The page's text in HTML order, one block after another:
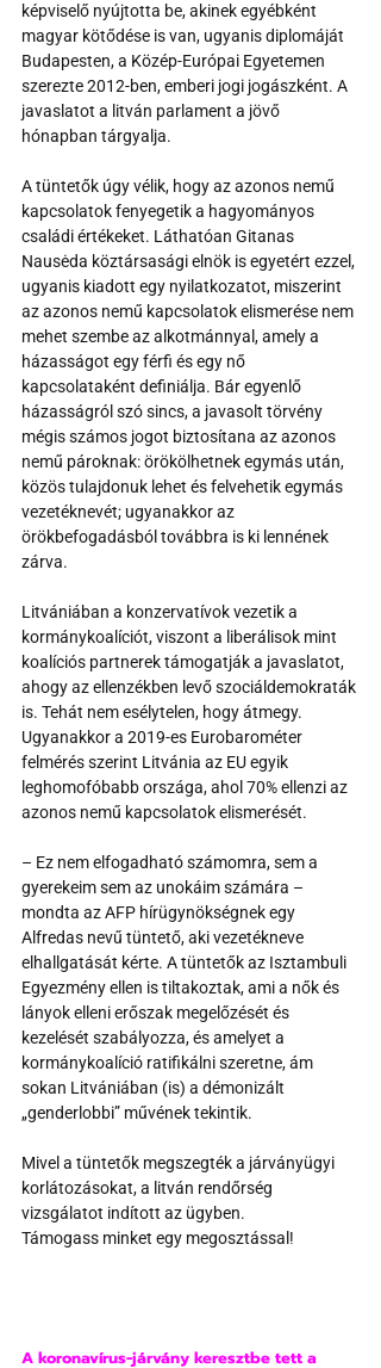
képviselő nyújtotta be, akinek egyébként
magyar kötődése is van, ugyanis diplomáját
Budapesten, a Közép-Európai Egyetemen
szerezte 2012-ben, emberi jogi jogászként. A
javaslatot a litván parlament a jövő
hónapban tárgyalja.
A tüntetők úgy vélik, hogy az azonos nemű
kapcsolatok fenyegetik a hagyományos
családi értékeket. Láthatóan Gitanas
Nausėda köztársasági elnök is egyetért ezzel,
ugyanis kiadott egy nyilatkozatot, miszerint
az azonos nemű kapcsolatok elismerése nem
mehet szembe az alkotmánnyal, amely a
házasságot egy férfi és egy nő
kapcsolataként definiálja. Bár egyenlő
házasságról szó sincs, a javasolt törvény
mégis számos jogot biztosítana az azonos
nemű pároknak: örökölhetnek egymás után,
közös tulajdonuk lehet és felvehetik egymás
vezetéknevét; ugyanakkor az
örökbefogadásból továbbra is ki lennének
zárva.
Litvániában a konzervatívok vezetik a
kormánykoalíciót, viszont a liberálisok mint
koalíciós partnerek támogatják a javaslatot,
ahogy az ellenzékben levő szociáldemokraták
is. Tehát nem esélytelen, hogy átmegy.
Ugyanakkor a 2019-es Eurobarométer
felmérés szerint Litvánia az EU egyik
leghomofóbabb országa, ahol 70% ellenzi az
azonos nemű kapcsolatok elismerését.
– Ez nem elfogadható számomra, sem a
gyerekeim sem az unokáim számára –
mondta az AFP hírügynökségnek egy
Alfredas nevű tüntető, aki vezetékneve
elhallgatását kérte. A tüntetők az Isztambuli
Egyezmény ellen is tiltakoztak, ami a nők és
lányok elleni erőszak megelőzését és
kezelését szabályozza, és amelyet a
kormánykoalíció ratifikálni szeretne, ám
sokan Litvániában (is) a démonizált
„genderlobbi” művének tekintik.
Mivel a tüntetők megszegték a járványügyi
korlátozásokat, a litván rendőrség
vizsgálatot indított az ügyben.
Támogass minket egy megosztással!
A koronavírus-járvány keresztbe tett a